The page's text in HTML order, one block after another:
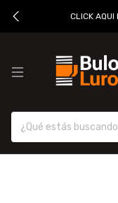
CLICK AQUI